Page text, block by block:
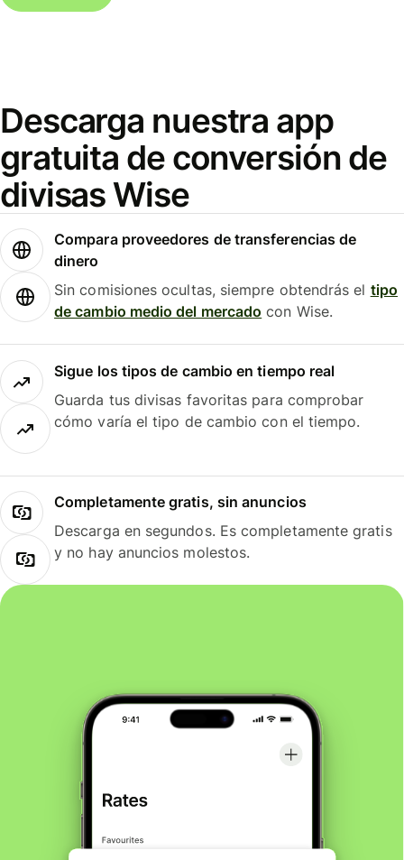
Descarga nuestra app
gratuita de conversión de
divisas Wise
Compara proveedores de transferencias de
dinero
Sin comisiones ocultas, siempre obtendrás el tipo
de cambio medio del mercado con Wise.
Sigue los tipos de cambio en tiempo real
Guarda tus divisas favoritas para comprobar
cómo varía el tipo de cambio con el tiempo.
Completamente gratis, sin anuncios
Descarga en segundos. Es completamente gratis
y no hay anuncios molestos.